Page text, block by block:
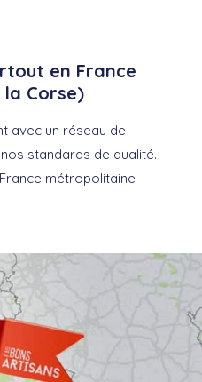
en France
Corse)
avec un réseau de
standards de qualité.
métropolitaine